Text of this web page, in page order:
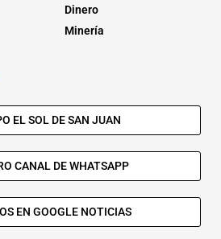
Dinero
Minería
EL SOL DE SAN JUAN
CANAL DE WHATSAPP
EN GOOGLE NOTICIAS